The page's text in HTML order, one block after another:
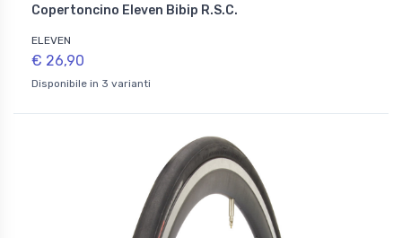
Copertoncino Eleven Bibip R.S.C.
ELEVEN
€ 26,90
Disponibile in 3 varianti